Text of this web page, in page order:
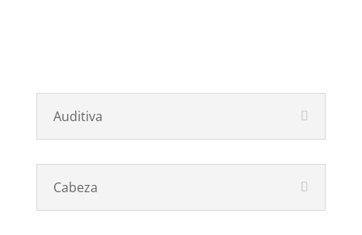
Auditiva
Cabeza